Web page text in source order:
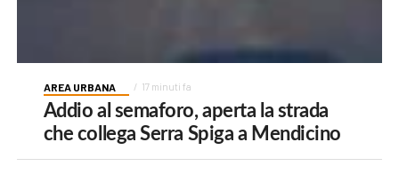
AREA URBANA 17 minuti fa
Addio al semaforo, aperta la strada
che collega Serra Spiga a Mendicino